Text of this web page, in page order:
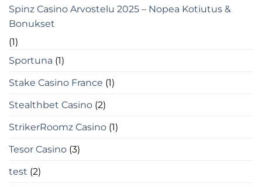
Spinz Casino Arvostelu 2025 – Nopea Kotiutus &
Bonukset
(1)
Sportuna (1)
Stake Casino France (1)
Stealthbet Casino (2)
StrikerRoomz Casino (1)
Tesor Casino (3)
test (2)